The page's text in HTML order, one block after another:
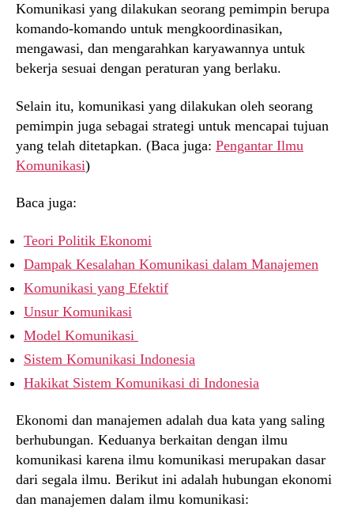
Komunikasi yang dilakukan seorang pemimpin berupa
komando-komando untuk mengkoordinasikan,
mengawasi, dan mengarahkan karyawannya untuk
bekerja sesuai dengan peraturan yang berlaku.
Selain itu, komunikasi yang dilakukan oleh seorang
pemimpin juga sebagai strategi untuk mencapai tujuan
yang telah ditetapkan. (Baca juga: Pengantar Ilmu
Komunikasi)
Baca juga:
Teori Politik Ekonomi
Dampak Kesalahan Komunikasi dalam Manajemen
Komunikasi yang Efektif
Unsur Komunikasi
Model Komunikasi
Sistem Komunikasi Indonesia
Hakikat Sistem Komunikasi di Indonesia
Ekonomi dan manajemen adalah dua kata yang saling
berhubungan. Keduanya berkaitan dengan ilmu
komunikasi karena ilmu komunikasi merupakan dasar
dari segala ilmu. Berikut ini adalah hubungan ekonomi
dan manajemen dalam ilmu komunikasi: